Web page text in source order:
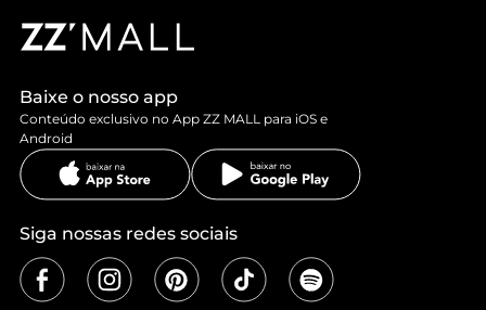
Baixe o nosso app
Conteúdo exclusivo no App ZZ MALL para iOS e
Android
Siga nossas redes sociais